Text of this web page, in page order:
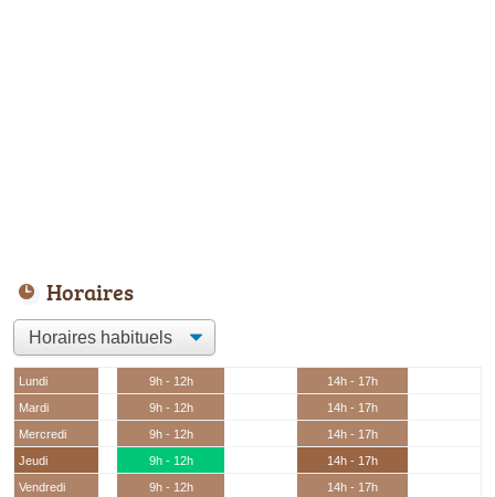
Horaires
Lundi 9h - 12h
14h - 17h
Mardi
9h - 12h
14h - 17h
Mercredi
9h - 12h
14h - 17h
Jeudi
9h - 12h
14h - 17h
Vendredi
9h - 12h
14h - 17h